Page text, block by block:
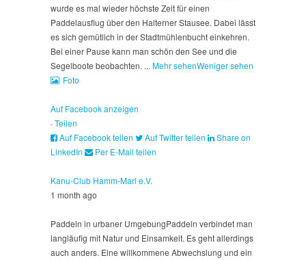
wurde es mal wieder höchste Zeit für einen
Paddelausflug über den Halterner Stausee. Dabei lässt
es sich gemütlich in der Stadtmühlenbucht einkehren.
Bei einer Pause kann man schön den See und die
Segelboote beobachten. ... Mehr sehenWeniger sehen
Foto
Auf Facebook anzeigen
·Teilen
Auf Facebook teilen
Auf Twitter teilen
Share on
LinkedIn
Per E-Mail teilen
Kanu-Club Hamm-Marl e.V.
1 month ago
Paddeln in urbaner UmgebungPaddeln verbindet man
langläufig mit Natur und Einsamkeit. Es geht allerdings
auch anders. Eine willkommene Abwechslung und ein